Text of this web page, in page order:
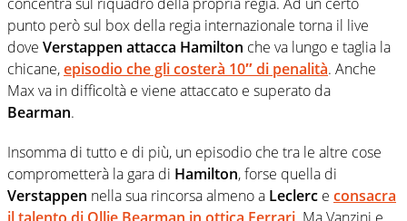
concentra sul riquadro della propria regia. Ad un certo
punto però sul box della regia internazionale torna il live
dove Verstappen attacca Hamilton che va lungo e taglia la
chicane,episodio che gli costerà 10″ di penalità. Anche
Max va in difficoltà e viene attaccato e superato da
Bearman.
Insomma di tutto e di più, un episodio che tra le altre cose
comprometterà la gara di Hamilton, forse quella di
Verstappen nella sua rincorsa almeno a Leclerc e consacra